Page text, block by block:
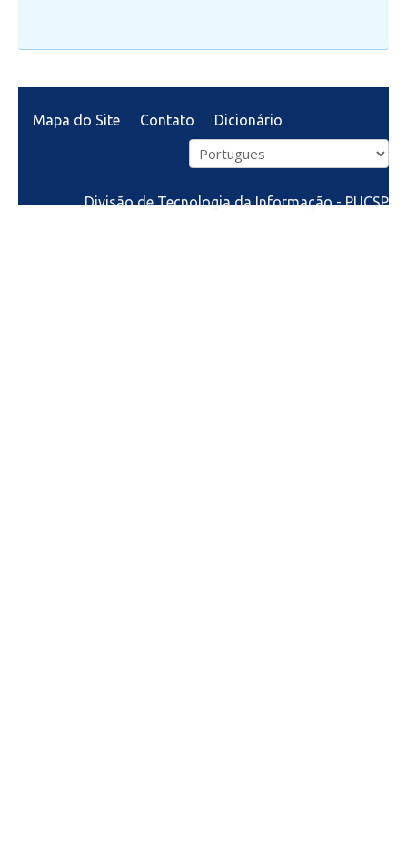
Mapa do Site Contato Dicionário
Divisão de Tecnologia da Informação - PUCSP